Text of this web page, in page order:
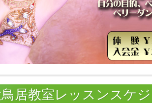
鳥居教室レッスンスケ